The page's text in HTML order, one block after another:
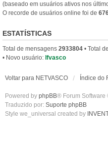
(baseado em usuários ativos nos
O recorde de usuários online foi de
ESTATÍSTICAS
Total de mensagens 2933804 • Total
• Novo usuário: lfvasco
Voltar para NETVASCO Índice do
Powered by phpBB® Forum Software
Traduzido por: Suporte phpBB
Style we_universal created by